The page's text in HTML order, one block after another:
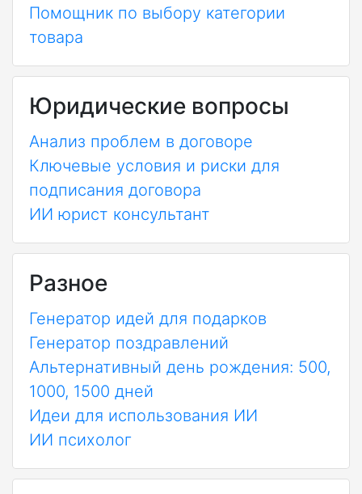
Помощник по выбору категории
товара
Юридические вопросы
Анализ проблем в договоре
Ключевые условия и риски для
подписания договора
ИИ юрист консультант
Разное
Генератор идей для подарков
Генератор поздравлений
Альтернативный день рождения: 500,
1000, 1500 дней
Идеи для использования ИИ
ИИ психолог